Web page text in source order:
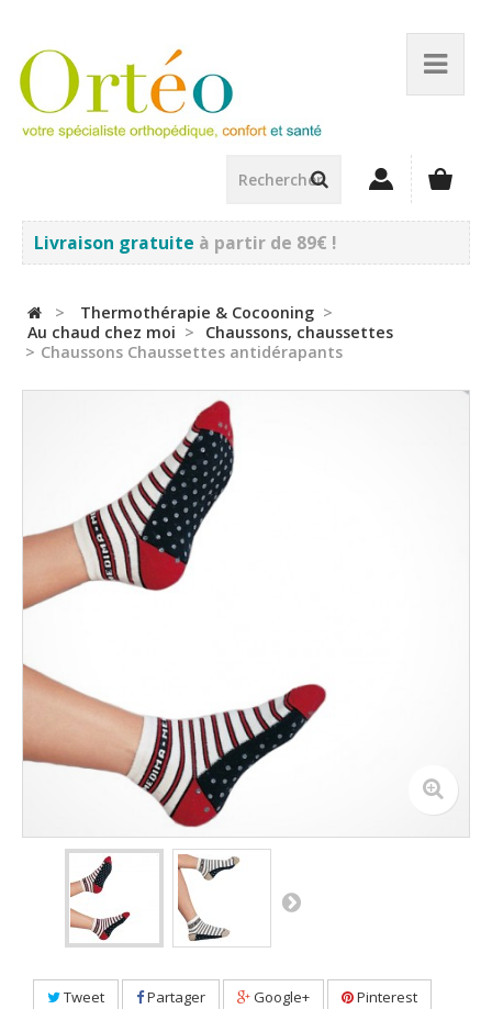
Livraison gratuite à partir de 89€ !
> Thermothérapie & Cocooning >
Au chaud chez moi >
Chaussons, chaussettes
> Chaussons Chaussettes antidérapants
Tweet Partager Google+ Pinterest